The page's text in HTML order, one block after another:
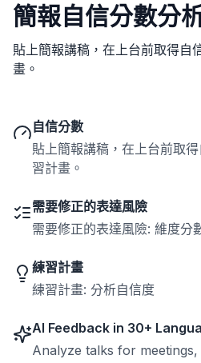
簡報自信分數分
貼上簡報講稿，在上台前取得自
畫。
自信分數
貼上簡報講稿，在上台前取
習計畫。
需要修正的表達風險
需要修正的表達風險: 維度分
練習計畫
練習計畫: 分析自信度
AI Feedback in 30+
Analyze talks for